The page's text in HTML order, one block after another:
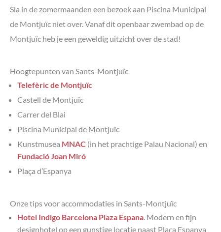
Sla in de zomermaanden een bezoek aan Piscina Municipal
de Montjuïc niet over. Vanaf dit openbaar zwembad op de
Montjuïc heb je een geweldig uitzicht over de stad!
Hoogtepunten van Sants-Montjuïc
Telefèric de Montjuïc
Castell de Montjuïc
Carrer del Blai
Piscina Municipal de Montjuïc
Kunstmusea MNAC (in het prachtige Palau Nacional) en
Fundació Joan Miró
Plaça d’Espanya
Onze tips voor accommodaties in Sants-Montjuïc
Hotel Indigo Barcelona Plaza Espana . Modern en fijn
designhotel op een gunstige locatie naast Plaça Espanya